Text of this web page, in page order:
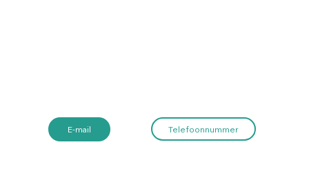
E-mail Telefoonnummer